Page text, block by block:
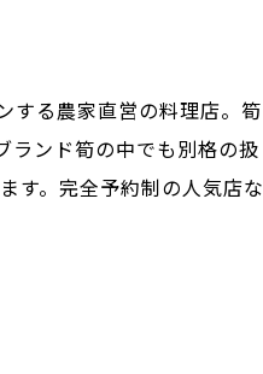
する農家直営の料理店。筍
ランド筍の中でも別格の扱
す。完全予約制の人気店な